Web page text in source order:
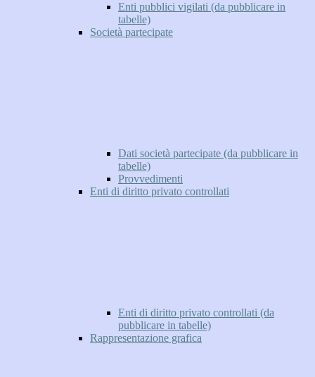
Enti pubblici vigilati (da pubblicare in
tabelle)
Società partecipate
Dati società partecipate (da pubblicare in
tabelle)
Provvedimenti
Enti di diritto privato controllati
Enti di diritto privato controllati (da
pubblicare in tabelle)
Rappresentazione grafica